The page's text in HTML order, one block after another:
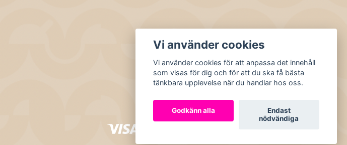
Vi använder cookies
Vi använder cookies för att anpassa det innehåll
som visas för dig och för att du ska få bästa
tänkbara upplevelse när du handlar hos oss.
Godkänn alla
Endast
nödvändiga